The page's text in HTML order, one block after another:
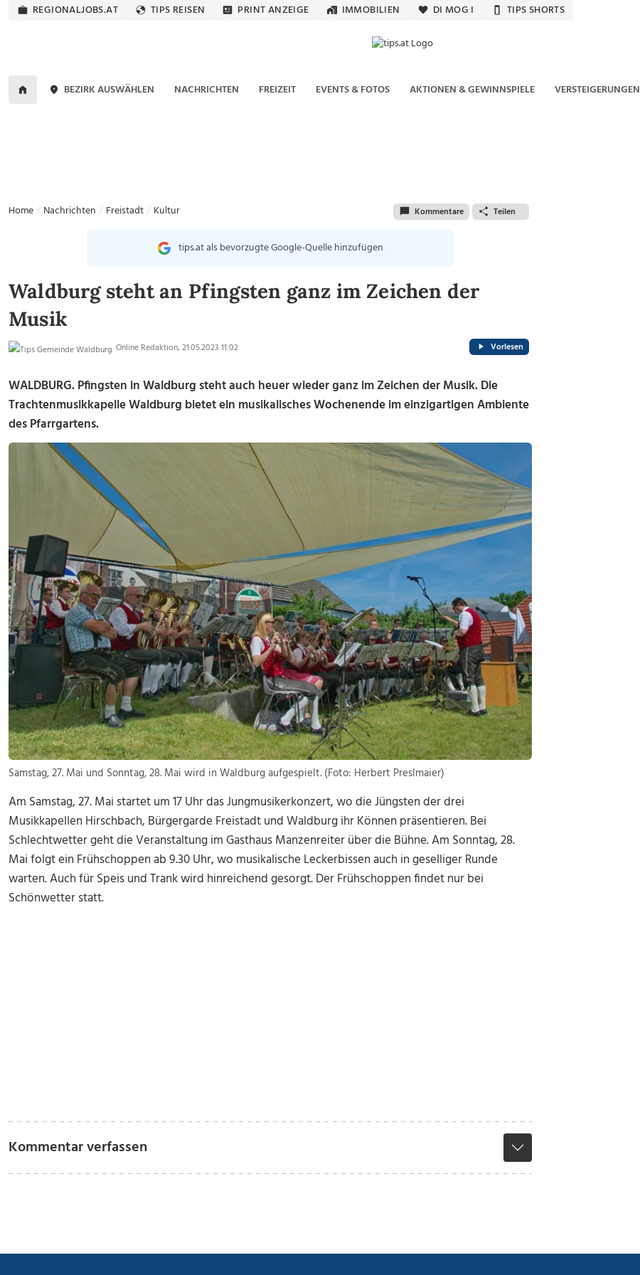
REGIONALJOBS.AT TIPS REISEN PRINT ANZEIGE IMMOBILIEN DI MOG I TIPS SHORTS
BEZIRK AUSWÄHLEN NACHRICHTEN FREIZEIT EVENTS & FOTOS AKTIONEN & GEWINNSPIELE VERSTEIGERUNGEN
Home Nachrichten Freistadt Kultur Kommentare Teilen
tips.at als bevorzugte Google-Quelle hinzufügen
Waldburg steht an Pfingsten ganz im Zeichen der
Musik
Online Redaktion, 21.05.2023 11:02 Vorlesen
WALDBURG.Pfingsten in Waldburg steht auch heuer wieder ganz im Zeichen der Musik. Die
Trachtenmusikkapelle Waldburg bietet ein musikalisches Wochenende im einzigartigen Ambiente
des Pfarrgartens.
Samstag, 27. Mai und Sonntag, 28. Mai wird in Waldburg aufgespielt. (Foto: Herbert Preslmaier)
Am Samstag, 27. Mai startet um 17 Uhr das Jungmusikerkonzert, wo die Jüngsten der drei
Musikkapellen Hirschbach, Bürgergarde Freistadt und Waldburg ihr Können präsentieren. Bei
Schlechtwetter geht die Veranstaltung im Gasthaus Manzenreiter über die Bühne. Am Sonntag, 28.
Mai folgt ein Frühschoppen ab 9.30 Uhr, wo musikalische Leckerbissen auch in geselliger Runde
warten. Auch für Speis und Trank wird hinreichend gesorgt. Der Frühschoppen findet nur bei
Schönwetter statt.
Kommentar verfassen